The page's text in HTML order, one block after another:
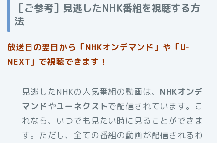
［ご参考］見逃したNHK番組を視聴する方
法
放送日の翌日から「NHKオンデマンド」や「U-
NEXT」で視聴できます！
見逃したNHKの人気番組の動画は、 NHKオンデ
マンドやユーネクストで配信されています。こ
れなら、いつでも見たい時に見ることができま
す。ただし、全ての番組の動画が配信されるわ